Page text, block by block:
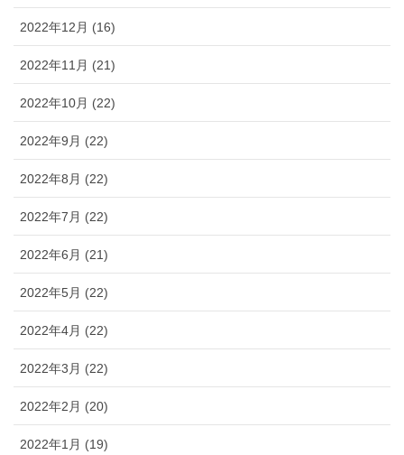
2022年12月 (16)
2022年11月 (21)
2022年10月 (22)
2022年9月 (22)
2022年8月 (22)
2022年7月 (22)
2022年6月 (21)
2022年5月 (22)
2022年4月 (22)
2022年3月 (22)
2022年2月 (20)
2022年1月 (19)